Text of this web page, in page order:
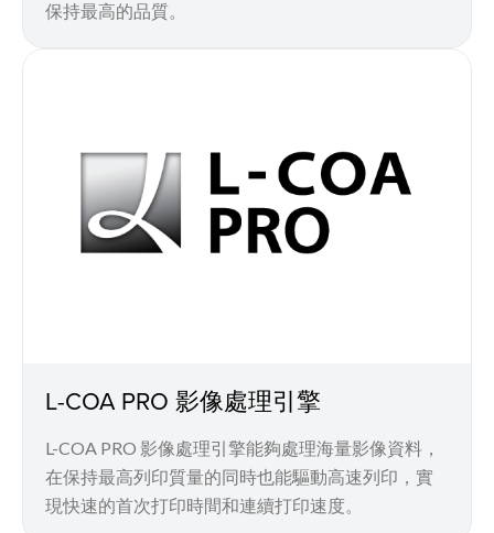
保持最高的品質。
L-COA PRO 影像處理引擎
L-COA PRO 影像處理引擎能夠處理海量影像資料，
在保持最高列印質量的同時也能驅動高速列印，實
現快速的首次打印時間和連續打印速度。